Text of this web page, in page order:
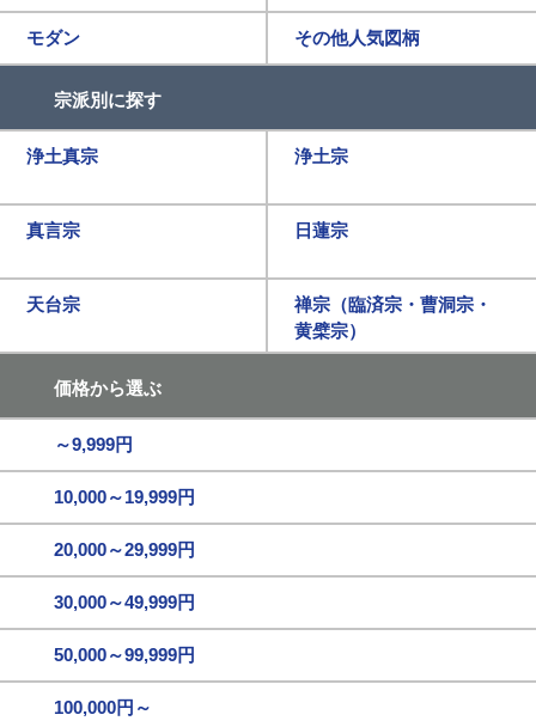
モダン その他人気図柄
宗派別に探す
浄土真宗 浄土宗
真言宗 日蓮宗
天台宗
禅宗（臨済宗・曹洞宗・
黄檗宗）
価格から選ぶ
～9,999円
10,000～19,999円
20,000～29,999円
30,000～49,999円
50,000～99,999円
100,000円～